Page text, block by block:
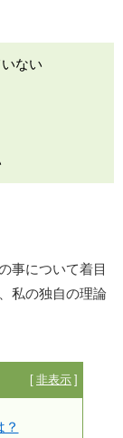
ない
事について着目
私の独自の理論